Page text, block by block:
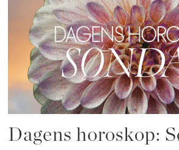
Dagens horoskop: